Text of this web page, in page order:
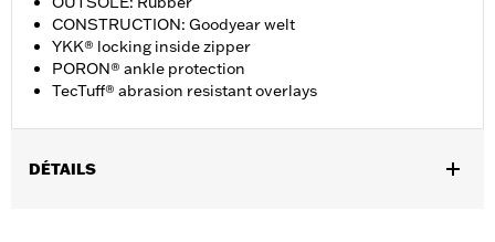
CONSTRUCTION: Goodyear welt
YKK® locking inside zipper
PORON® ankle protection
TecTuff® abrasion resistant overlays
DÉTAILS